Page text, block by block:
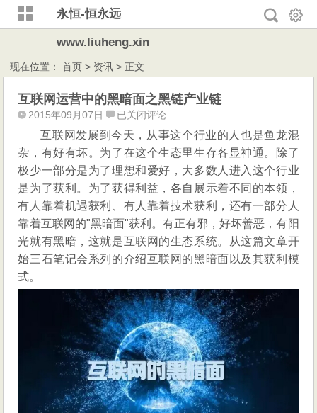
永恒-恒永远
www.liuheng.xin
现在位置：首页 > 资讯 > 正文
互联网运营中的黑暗面之黑链产业链
2015年09月07日
互
联
运
营
中
的
黑
暗
面
链
产
业
链
已关闭评论
互联网发展到今天，从事这个行业的人也是鱼龙混
杂，有好有坏。为了在这个生态里生存各显神通。除了
极少一部分是为了理想和爱好，大多数人进入这个行业
是为了获利。为了获得利益，各自展示着不同的本领，
有人靠着机遇获利、有人靠着技术获利，还有一部分人
靠着互联网的"黑暗面"获利。有正有邪，好坏善恶，有阳
光就有黑暗，这就是互联网的生态系统。从这篇文章开
始三石笔记会系列的介绍互联网的黑暗面以及其获利模
式。